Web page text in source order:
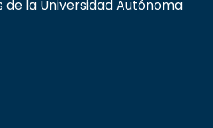
de la Universidad Autónoma